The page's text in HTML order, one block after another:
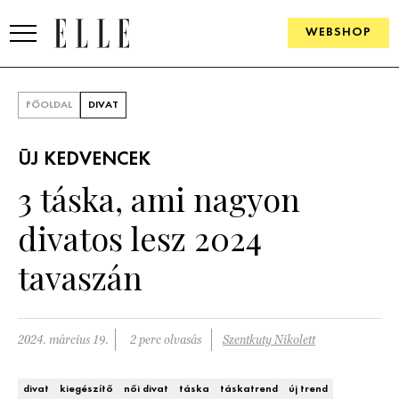
WEBSHOP
SZÉPSÉG
ÉLETMÓD
PÁRKAPCSOLAT
FŐOLDAL DIVAT
ÚJ KEDVENCEK
3 táska, ami nagyon
divatos lesz 2024
tavaszán
2024. március 19. 2 perc olvasás Szentkuty Nikolett
divat kiegészítő női divat táska táskatrend új trend